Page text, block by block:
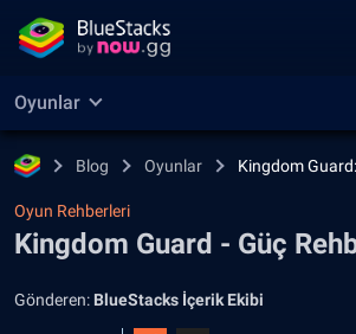
Oyunlar
Blog Oyunlar Kingdom
Oyun Rehberleri
Kingdom Guard - Güç
Gönderen: BlueStacks İçerik Ekibi